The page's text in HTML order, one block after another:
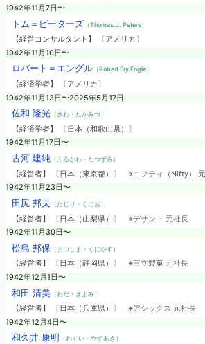
1942年11月7日〜
トム＝ピーターズ （Thomas.J. Peters）
【経営コンサルタント】 〔アメリカ〕
1942年11月10日〜
ロバート＝エングル（Robert Fry Engle）
【経済学者】 〔アメリカ〕
1942年11月13日〜2025年5月17日
佐和 隆光（さわ・たかみつ）
【経済学者】 〔日本（和歌山県）〕
1942年11月17日〜
古河 建純（ふるかわ・たつずみ）
【経営者】 〔日本（東京都）〕 ※ニフティ（Nifty）
1942年11月23日〜
田尻 邦夫 （たじり・くにお）
【経営者】 〔日本（山梨県）〕 ※デサント 元社長
1942年11月30日〜
松島 邦保 （まつしま・くにやす）
【経営者】 〔日本（静岡県）〕 ※三立製菓 元社長
1942年12月1日〜
和田 清美（わだ・きよみ）
【経営者】 〔日本（兵庫県）〕 ※アシックス 元社長
1942年12月4日〜
和久井 康明 （わくい・やすあき）